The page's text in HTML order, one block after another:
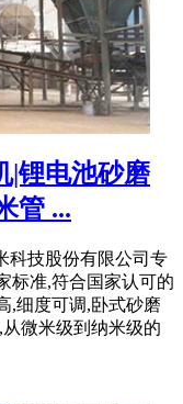
|锂电池砂磨
管 ...
科技股份有限公司专
标准,符合国家认可的
,细度可调,卧式砂磨
微米级到纳米级的